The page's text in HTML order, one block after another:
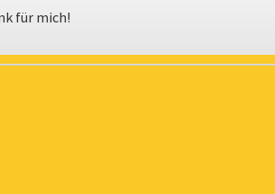
für mich!